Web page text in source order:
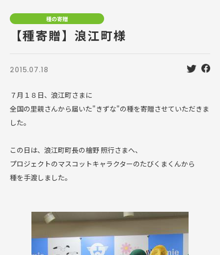
種の寄贈
【種寄贈】浪江町様
2015.07.18
７月１８日、浪江町さまに
全国の里親さんから届いた"きずな"の種を寄贈させていただきま
した。
この日は、浪江町町長の檜野 照行さまへ、
プロジェクトのマスコットキャラクターのたびくまくんから
種を手渡しました。